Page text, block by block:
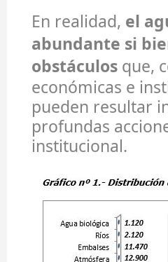
En realidad, el
abundante si
obstáculos que,
económicas e
pueden resultar
profundas
institucional.